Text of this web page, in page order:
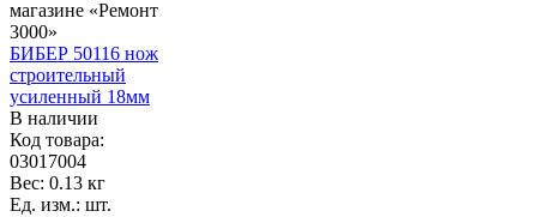
БИБЕР 50116 нож
строительный
усиленный 18мм
В наличии
Код товара:
03017004
Вес: 0.13 кг
Ед. изм.: шт.